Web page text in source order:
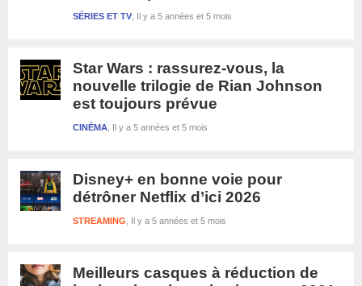
Il y a 5 années et 5 mois
SÉRIES ET TV
Star Wars : rassurez-vous, la
nouvelle trilogie de Rian Johnson
est toujours prévue
Il y a 5 années et 5 mois
CINÉMA
Disney+ en bonne voie pour
détrôner Netflix d’ici 2026
Il y a 5 années et 5 mois
STREAMING
Meilleurs casques à réduction de